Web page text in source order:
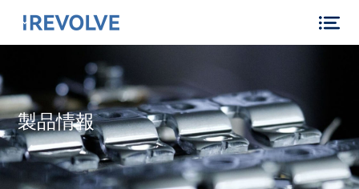
製品情報